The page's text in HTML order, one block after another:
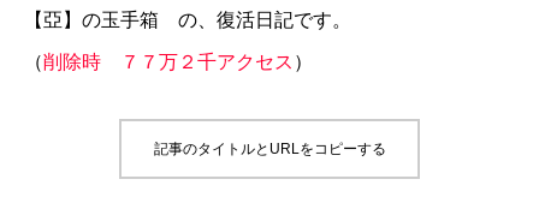
【亞】の玉手箱 の、復活日記です。
（削除時 ７７万２千アクセス ）
記事のタイトルとURLをコピーする